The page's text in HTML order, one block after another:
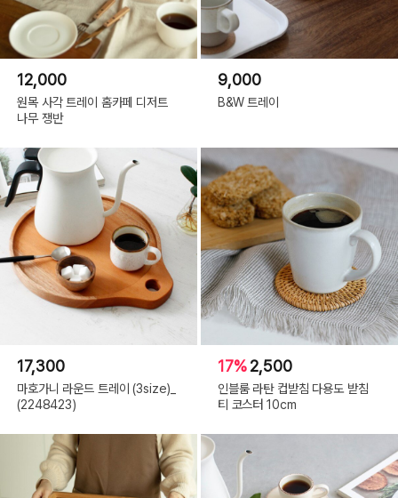
12,000
원목 사각 트레이 홈카페 디저트
나무 쟁반
9,000
B&W 트레이
17,300
마호가니 라운드 트레이 (3size)_
(2248423)
17%2,500
인블룸 라탄 컵받침 다용도 받침
티 코스터 10cm